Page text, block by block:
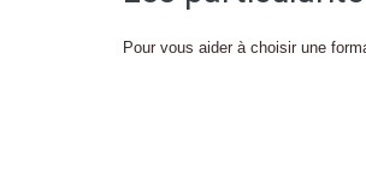
Pour vous aider à choisir une